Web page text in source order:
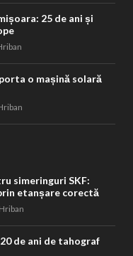
25 de ani și
o mașină solară
simeringuri SKF:
etanșare corectă
de ani de tahograf